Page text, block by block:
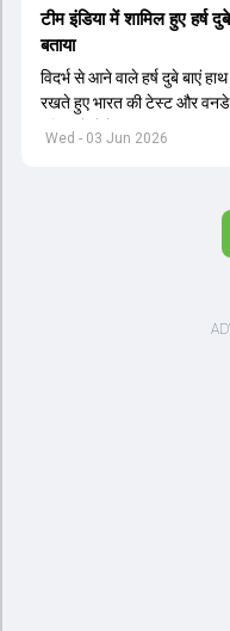
Wed - 03 Jun 2026
टीम इंडिया में शामिल हुए हर्ष
बताया
विदर्भ से आने वाले हर्ष दुबे बाएं
रखते हुए भारत की टेस्ट और वनडे
इंडिया में सेलेक्शन पर क्या कहा.